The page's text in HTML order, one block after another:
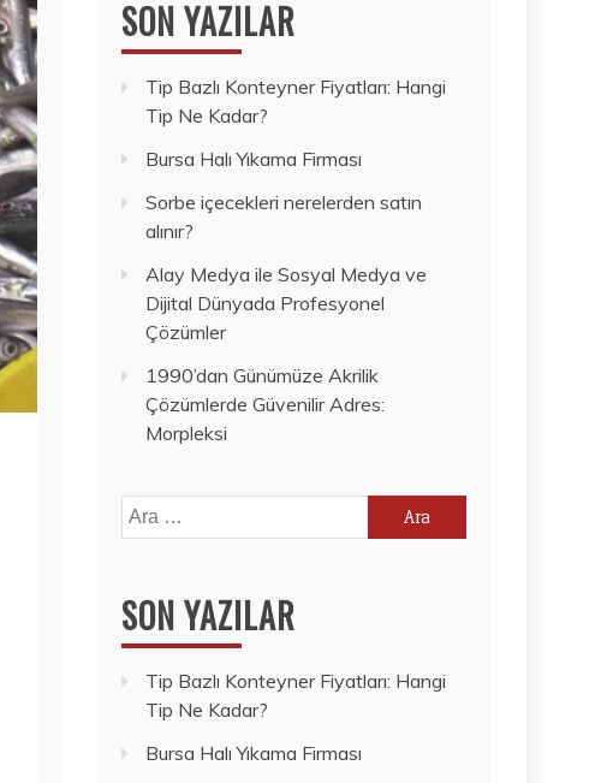
SON YAZILAR
Tip Bazlı Konteyner Fiyatları: Hangi
Tip Ne Kadar?
Bursa Halı Yıkama Firması
Sorbe içecekleri nerelerden satın
alınır?
Alay Medya ile Sosyal Medya ve
Dijital Dünyada Profesyonel
Çözümler
1990’dan Günümüze Akrilik
Çözümlerde Güvenilir Adres:
Morpleksi
Arama:
SON YAZILAR
Tip Bazlı Konteyner Fiyatları: Hangi
Tip Ne Kadar?
Bursa Halı Yıkama Firması